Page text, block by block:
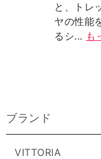
ブランド
VITTORIA
と、トレ
ヤの性能
るシ... も